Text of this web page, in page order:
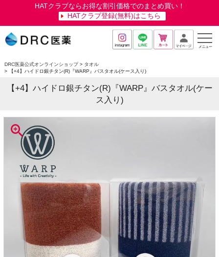
HATクラブならお得な割引価格でのまとめ買い！
HATクラブ登録(無料)はこちら
メニュー
DRC医薬公式オンラインショップ
タオル
【+4】ハイドロ銀チタン(R)『WARP』バスタオル(ケース入り)
【+4】ハイドロ銀チタン(R)『WARP』バスタオル(ケー
ス入り)